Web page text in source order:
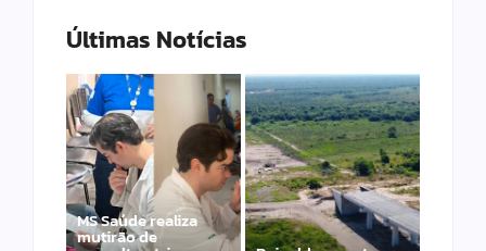
Últimas Notícias
MS Saúde realiza
mutirão de